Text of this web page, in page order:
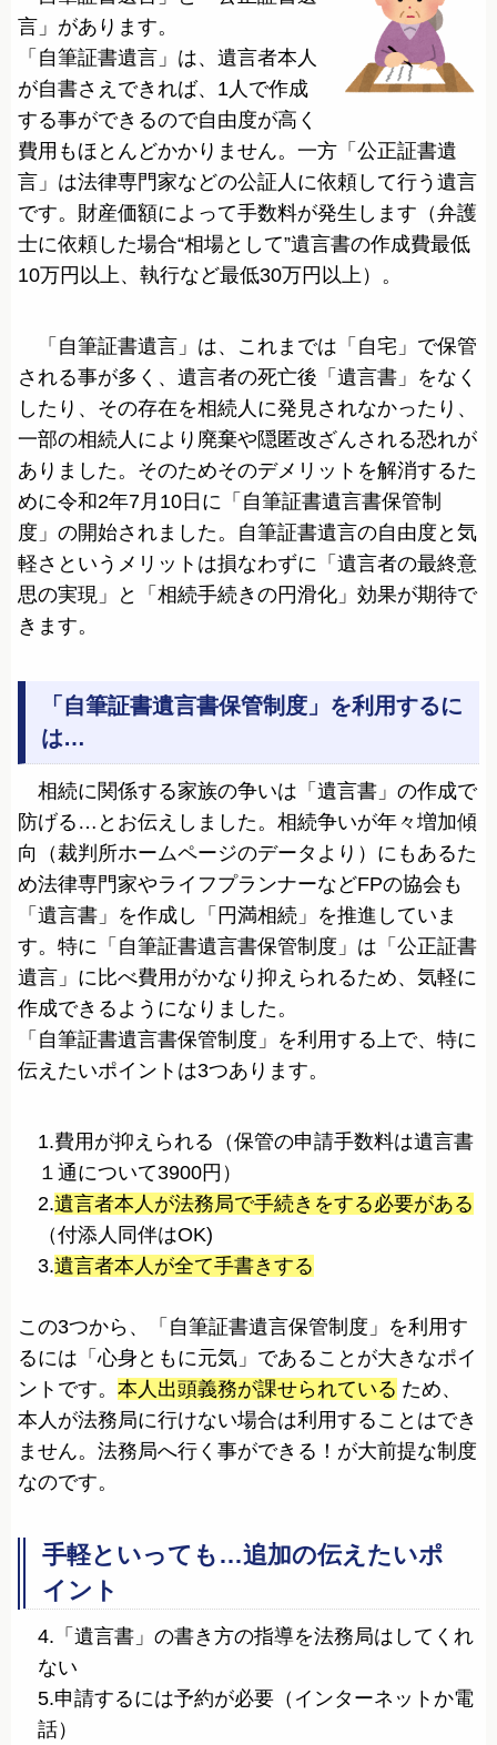
言」があります。
「自筆証書遺言」は、遺言者本人
が自書さえできれば、1人で作成
する事ができるので自由度が高く
費用もほとんどかかりません。一方「公正証書遺
言」は法律専門家などの公証人に依頼して行う遺言
です。財産価額によって手数料が発生します（弁護
士に依頼した場合“相場として”遺言書の作成費最低
10万円以上、執行など最低30万円以上）。
「自筆証書遺言」は、これまでは「自宅」で保管
される事が多く、遺言者の死亡後「遺言書」をなく
したり、その存在を相続人に発見されなかったり、
一部の相続人により廃棄や隠匿改ざんされる恐れが
ありました。そのためそのデメリットを解消するた
めに令和2年7月10日に「自筆証書遺言書保管制
度」の開始されました。自筆証書遺言の自由度と気
軽さというメリットは損なわずに「遺言者の最終意
思の実現」と「相続手続きの円滑化」効果が期待で
きます。
「自筆証書遺言書保管制度」を利用するに
は…
相続に関係する家族の争いは「遺言書」の作成で
防げる…とお伝えしました。相続争いが年々増加傾
向（裁判所ホームページのデータより）にもあるた
め法律専門家やライフプランナーなどFPの協会も
「遺言書」を作成し「円満相続」を推進していま
す。特に「自筆証書遺言書保管制度」は「公正証書
遺言」に比べ費用がかなり抑えられるため、気軽に
作成できるようになりました。
「自筆証書遺言書保管制度」を利用する上で、特に
伝えたいポイントは3つあります。
1.費用が抑えられる（保管の申請手数料は遺言書
１通について3900円）
2.遺言者本人が法務局で手続きをする必要がある
（付添人同伴はOK)
3.遺言者本人が全て手書きする
この3つから、「自筆証書遺言保管制度」を利用す
るには「心身ともに元気」であることが大きなポイ
ントです。 本人出頭義務が課せられている ため、
本人が法務局に行けない場合は利用することはでき
ません。法務局へ行く事ができる！が大前提な制度
なのです。
手軽といっても…追加の伝えたいポ
イント
4.「遺言書」の書き方の指導を法務局はしてくれ
ない
5.申請するには予約が必要（インターネットか電
話）